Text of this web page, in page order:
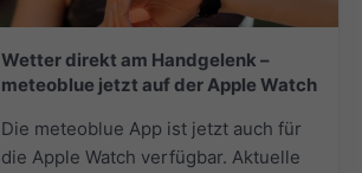
Wetter direkt am Handgelenk –
meteoblue jetzt auf der Apple Watch
Die meteoblue App ist jetzt auch für
die Apple Watch verfügbar. Aktuelle